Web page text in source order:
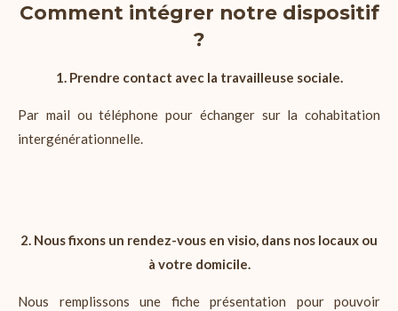
Comment intégrer notre dispositif
?
1. Prendre contact avec la travailleuse sociale.
Par mail ou téléphone pour échanger sur la cohabitation
intergénérationnelle.
2. Nous fixons un rendez-vous en visio, dans nos locaux ou
à votre domicile.
Nous remplissons une fiche présentation pour pouvoir